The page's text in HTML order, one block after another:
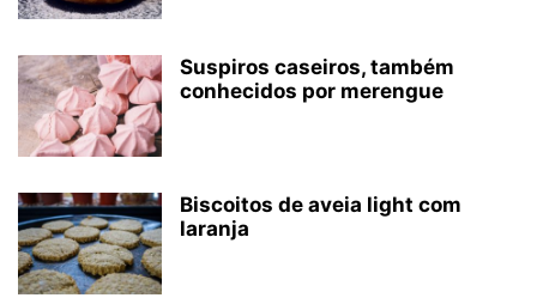
Suspiros caseiros, também
conhecidos por merengue
Biscoitos de aveia light com
laranja